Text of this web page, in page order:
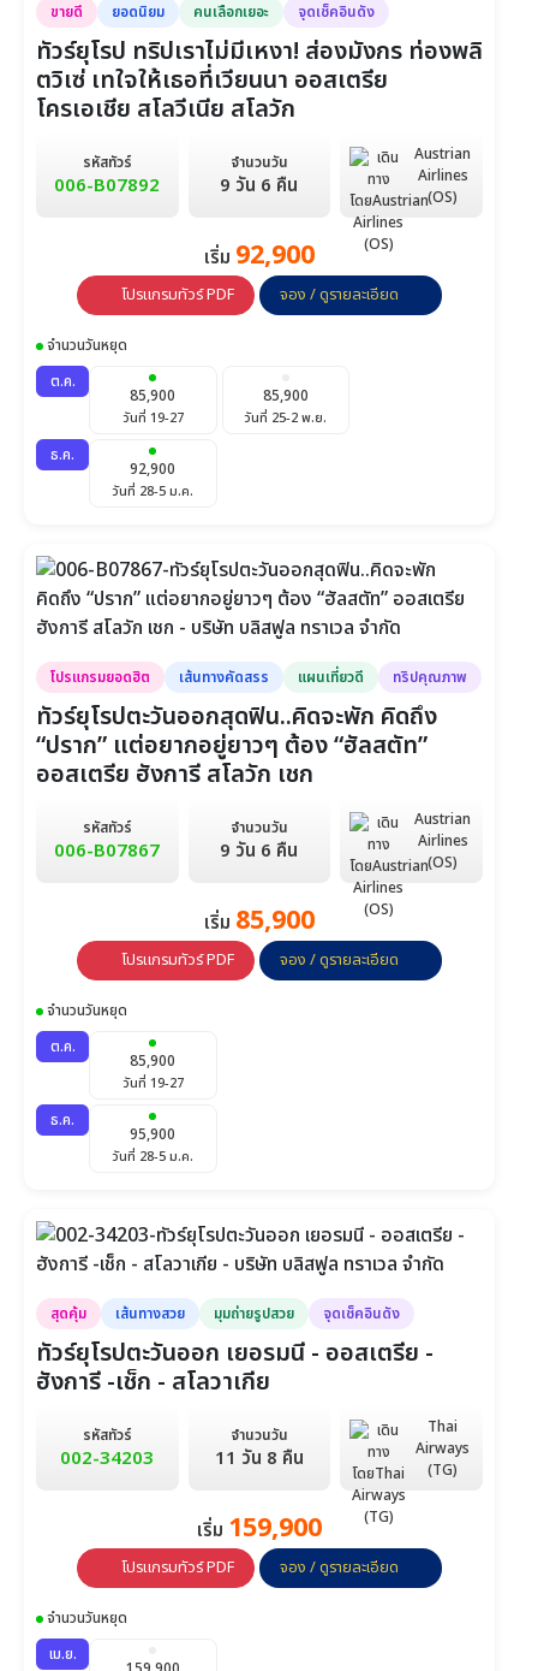
วันที่ 6-13 วันที่ 23-30
ขายดี ยอดนิยม คนเลือกเยอะ จุดเช็คอินดัง
ทัวร์ยุโรป ทริปเราไม่มีเหงา! ส่องมังกร ท่องพลิ
ตวิเซ่ เทใจให้เธอที่เวียนนา ออสเตรีย
โครเอเชีย สโลวีเนีย สโลวัก
รหัสทัวร์
006-B07892
จำนวนวัน
9 วัน 6 คืน
Austrian
Airlines
(OS)
เริ่ม 92,900
โปรแกรมทัวร์ PDF จอง / ดูรายละเอียด
จำนวนวันหยุด
ต.ค.
85,900
วันที่ 19-27
85,900
วันที่ 25-2 พ.ย.
ธ.ค.
92,900
วันที่ 28-5 ม.ค.
โปรแกรมยอดฮิต เส้นทางคัดสรร แผนเที่ยวดี ทริปคุณภาพ
ทัวร์ยุโรปตะวันออกสุดฟิน..คิดจะพัก คิดถึง
“ปราก” แต่อยากอยู่ยาวๆ ต้อง “ฮัลสตัท”
ออสเตรีย ฮังการี สโลวัก เชก
รหัสทัวร์
006-B07867
จำนวนวัน
9 วัน 6 คืน
Austrian
Airlines
(OS)
เริ่ม 85,900
โปรแกรมทัวร์ PDF จอง / ดูรายละเอียด
จำนวนวันหยุด
ต.ค.
85,900
วันที่ 19-27
ธ.ค.
95,900
วันที่ 28-5 ม.ค.
สุดคุ้ม เส้นทางสวย มุมถ่ายรูปสวย จุดเช็คอินดัง
ทัวร์ยุโรปตะวันออก เยอรมนี - ออสเตรีย -
ฮังการี -เช็ก - สโลวาเกีย
รหัสทัวร์
002-34203
จำนวนวัน
11 วัน 8 คืน
Thai
Airways
(TG)
เริ่ม 159,900
โปรแกรมทัวร์ PDF จอง / ดูรายละเอียด
จำนวนวันหยุด
เม.ย.